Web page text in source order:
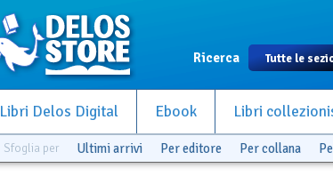
Ricerca
Libri Delos Digital Ebook Libri
Sfoglia per Ultimi arrivi Per editore Per collana